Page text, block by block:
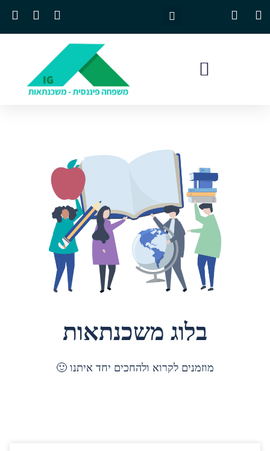
סמן כותרות
remove_circle_outline הקטנת גופן
add_circle_outline הגדלת גופן
spellcheck גופן קריא
brightness_high ניגודיות בהירה
brightness_low ניגודיות כהה
format_underlined הוסף קו תחתון לקישורים
font_download סמן קישורים
כל
האפשרויות
בלוג משכנתאות
מוזמנים לקרוא ולהחכים יחד איתנו 🙂